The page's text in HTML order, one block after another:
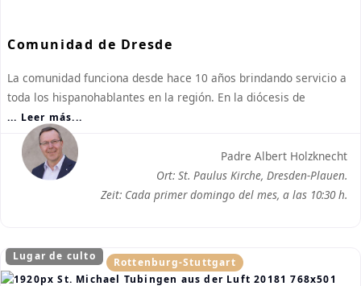
Comunidad de Dresde
La comunidad funciona desde hace 10 años brindando servicio a
toda los hispanohablantes en la región. En la diócesis de
... Leer más...
Padre Albert Holzknecht
Ort: St. Paulus Kirche, Dresden-Plauen.
Zeit: Cada primer domingo del mes, a las 10:30 h.
Lugar de culto Rottenburg-Stuttgart